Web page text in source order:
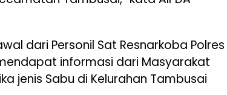
dari Personil Sat Resnarkoba Polres
informasi dari Masyarakat
jenis Sabu di Kelurahan Tambusai